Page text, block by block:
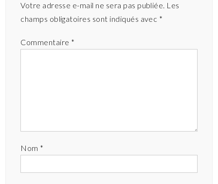
Votre adresse e-mail ne sera pas publiée. Les
champs obligatoires sont indiqués avec *
Commentaire *
Nom *